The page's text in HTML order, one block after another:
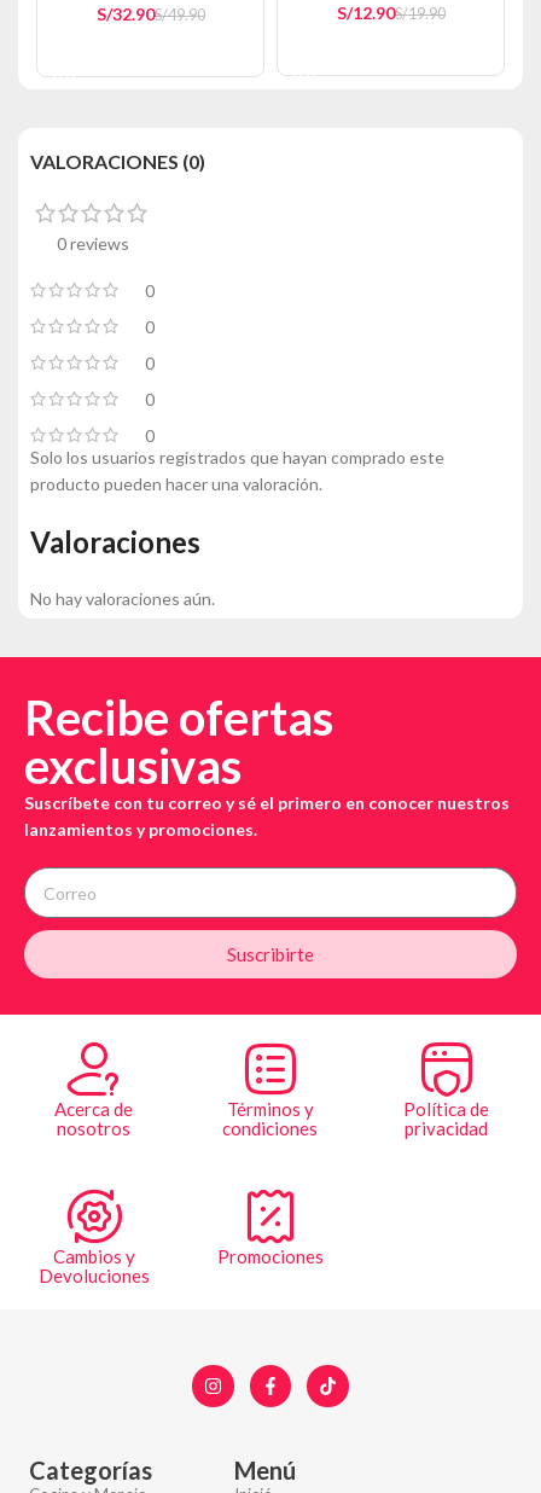
S/49.90
S/32.90 S/19.90
S/12.90
VALORACIONES (0)
0 reviews
0
0
0
0
0
Valoraciones
No hay valoraciones aún.
Solo los usuarios registrados que hayan comprado este
producto pueden hacer una valoración.
Recibe ofertas
exclusivas
Suscríbete con tu correo y sé el primero en conocer nuestros
lanzamientos y promociones.
Suscribirte
Acerca de
nosotros
Términos y
condiciones
Política de
privacidad
Cambios y
Devoluciones
Promociones
Categorías Menú